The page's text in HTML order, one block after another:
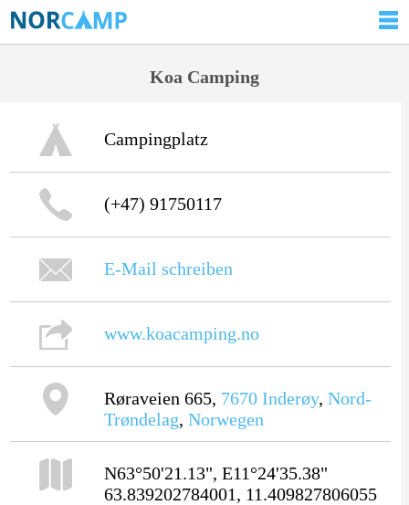
Koa Camping
Campingplatz
(+47) 91750117
E-Mail schreiben
www.koacamping.no
Røraveien 665, 7670 Inderøy, Nord-
Trøndelag, Norwegen
N63°50'21.13", E11°24'35.38"
63.839202784001, 11.409827806055